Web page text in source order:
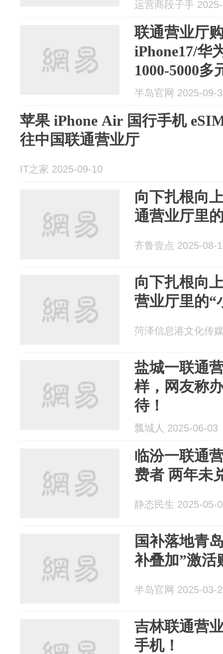
运营商段子手
联通营业厅
iPhone17/华
1000-5000多
半岛官网 2025-09-
苹果 iPhone Air 国行手机
往中国联通营业厅
IT之家 2025-09-10
向下扎根向
通营业厅里
齐鲁壹点 2025-08-
向下扎根向
营业厅里的“
菏泽信息港文化传
盐城一联通
样，网友称
待！
瓢城人 2025-06-03
临汾一联通
费者 两年未
静态民生 2025-05-
国补落地青
补叠加”激活
半岛官网 2025-03-
吉林联通营
手机！